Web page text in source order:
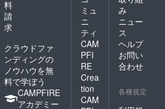
料
請
求
クラウドファ
ンディングの
ノウハウを無
料で学ぼう
CAMPFIRE
アカデミー
ミュ
ニ
ティ
CAM
PFI
RE
Crea
tion
CAM
み
ニュー
ス
ヘルプ
お問い
合わせ
各種規定